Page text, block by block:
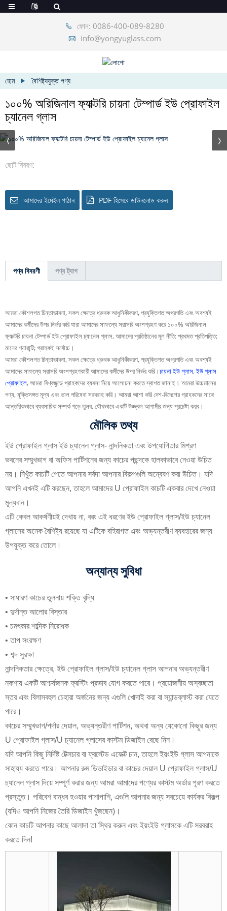
ফোন: 0086-400-089-8280
info@yongyuglass.com
হোম বৈশিষ্ট্যযুক্ত পণ্য
১০০% অরিজিনাল ফ্যাক্টরি চায়না টেম্পার্ড ইউ প্রোফাইল
চ্যানেল গ্লাস
ছোট বিবরণ:
আমাদের ইমেইল পাঠান PDF হিসেবে ডাউনলোড করুন
পণ্য বিবরণী পণ্য ট্যাগ
আমরা কৌশলগত চিন্তাভাবনা, সকল ক্ষেত্রে ধ্রুবক আধুনিকীকরণ, প্রযুক্তিগত অগ্রগতি এবং অবশ্যই
আমাদের কর্মীদের উপর নির্ভর করি যারা আমাদের সাফল্যে সরাসরি অংশগ্রহণ করে ১০০% অরিজিনাল
ফ্যাক্টরি চায়না টেম্পার্ড ইউ প্রোফাইল চ্যানেল গ্লাস, আমাদের প্রতিষ্ঠানের মূল নীতি: প্রথমত প্রতিপত্তি;
মানের গ্যারান্টি; গ্রাহকই সর্বোচ্চ।
আমরা কৌশলগত চিন্তাভাবনা, সকল ক্ষেত্রে ধ্রুবক আধুনিকীকরণ, প্রযুক্তিগত অগ্রগতি এবং অবশ্যই
আমাদের সাফল্যে সরাসরি অংশগ্রহণকারী আমাদের কর্মীদের উপর নির্ভর করি।চায়না ইউ গ্লাস,ইউ গ্লাস
প্রোফাইল, আমরা বিশ্বজুড়ে গ্রাহকদের ব্যবসা নিয়ে আলোচনা করতে স্বাগত জানাই। আমরা উচ্চমানের
পণ্য, যুক্তিসঙ্গত মূল্য এবং ভাল পরিষেবা সরবরাহ করি। আমরা আশা করি দেশ-বিদেশের গ্রাহকদের সাথে
আন্তরিকভাবে ব্যবসায়িক সম্পর্ক গড়ে তুলব, যৌথভাবে একটি উজ্জ্বল আগামীর জন্য প্রচেষ্টা করব।
মৌলিক তথ্য
ইউ প্রোফাইল গ্লাস ইউ চ্যানেল গ্লাস- নান্দনিকতা এবং উপযোগিতার মিশ্রণ
ভবনের সম্মুখভাগ বা অফিস পার্টিশনের জন্য কাচের পছন্দকে হালকাভাবে নেওয়া উচিত
নয়। নিখুঁত কাচটি পেতে আপনার সর্বদা আপনার বিকল্পগুলি অন্বেষণ করা উচিত। যদি
আপনি এখনই এটি করছেন, তাহলে আমাদের U প্রোফাইল কাচটি একবার দেখে নেওয়া
মূল্যবান।
এটি কেবল আকর্ষণীয়ই দেখায় না, বরং এই ধরণের ইউ প্রোফাইল গ্লাস/ইউ চ্যানেল
গ্লাসের অনেক বৈশিষ্ট্য রয়েছে যা এটিকে বহিরাগত এবং অভ্যন্তরীণ ব্যবহারের জন্য
উপযুক্ত করে তোলে।
অন্যান্য সুবিধা
• সাধারণ কাচের তুলনায় শক্তি বৃদ্ধি
• দুর্দান্ত আলোর বিস্তার
• চমৎকার শাব্দিক নিরোধক
• তাপ সংরক্ষণ
• শব্দ সুরক্ষা
নান্দনিকতার ক্ষেত্রে, ইউ প্রোফাইল গ্লাস/ইউ চ্যানেল গ্লাস আপনার অভ্যন্তরীণ
নকশায় একটি আশ্চর্যজনক ফ্রস্টিং প্রভাব যোগ করতে পারে। প্রয়োজনীয় অস্বচ্ছতা
স্তর এবং বিলাসবহুল চেহারা অর্জনের জন্য এগুলি খোদাই করা বা স্যান্ডব্লাস্ট করা যেতে
পারে।
কাচের সম্মুখভাগ/পর্দার দেয়াল, অভ্যন্তরীণ পার্টিশন, অথবা অন্য যেকোনো কিছুর জন্য
U প্রোফাইল গ্লাস/U চ্যানেল গ্লাসের কাস্টম ডিজাইন বেছে নিন।
যদি আপনি কিছু নির্দিষ্ট টেক্সচার বা ফ্রস্টেড এফেক্ট চান, তাহলে ইয়ংইউ গ্লাস আপনাকে
সাহায্য করতে পারে। আপনার রুম ডিভাইডার বা কাচের দেয়াল U প্রোফাইল গ্লাস/U
চ্যানেল গ্লাস দিয়ে সম্পূর্ণ করার জন্য আমরা আমাদের পণ্যের কাস্টম অর্ডার পূরণ করতে
প্রস্তুত। পরিবেশ বান্ধব হওয়ার পাশাপাশি, এগুলি আপনার জন্য সবচেয়ে কার্যকর বিকল্প
(যদিও আপনি নিজের তৈরি ডিজাইন খুঁজছেন)।
কোন কাচটি আপনার কাছে আলাদা তা স্থির করুন এবং ইয়ংইউ গ্লাসকে এটি সরবরাহ
করতে দিন!